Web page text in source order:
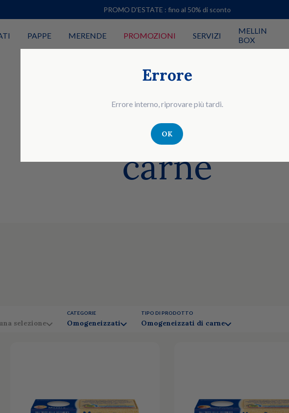
PROMO D'ESTATE : fino al 50% di sconto
PAPPE MERENDE PROMOZIONI SERVIZI
MELLIN
BOX
Omogeneizzati di
carne
selezione
CATEGORIE
Omogeneizzati
TIPO DI PRODOTTO
Omogeneizzati di carne
Errore
Errore interno, riprovare più tardi.
OK